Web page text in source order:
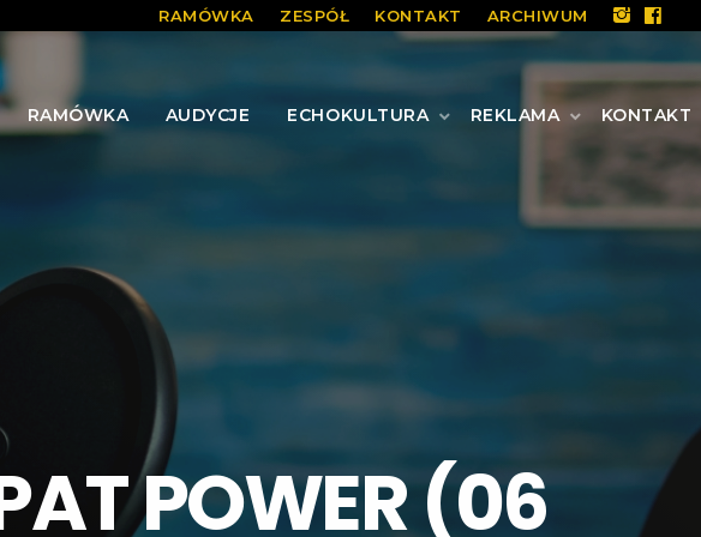
RAMÓWKA ZESPÓŁ KONTAKT ARCHIWUM
RAMÓWKA AUDYCJE ECHOKULTURA REKLAMA KONTAKT
POWER (06